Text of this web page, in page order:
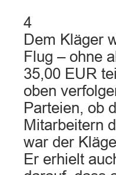
4
Dem Kläger
Flug – ohne
35,00 EUR
oben
Parteien, ob
Mitarbeitern
war der
Er erhielt